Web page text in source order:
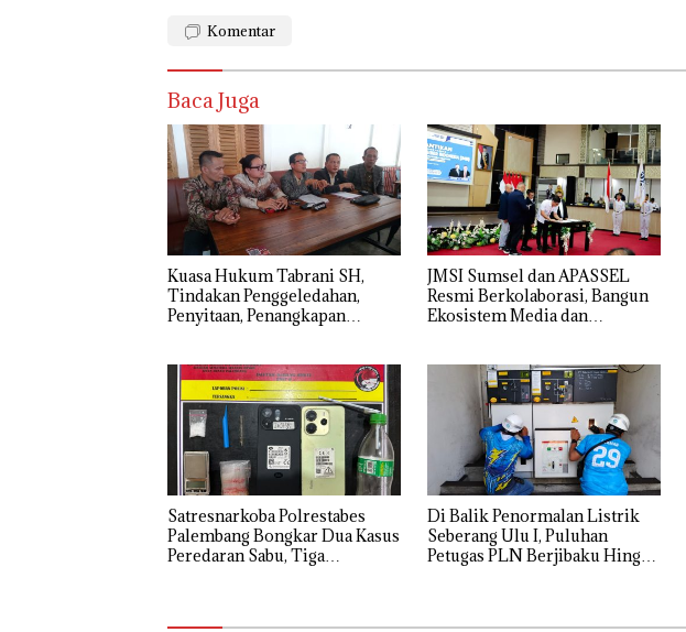
Komentar
Baca Juga
‎Kuasa Hukum Tabrani SH,
Tindakan Penggeledahan,
Penyitaan, Penangkapan
Melalui Mekanisme
Praperadilan
JMSI Sumsel dan APASSEL
Resmi Berkolaborasi, Bangun
Ekosistem Media dan
Satresnarkoba Polrestabes
Palembang Bongkar Dua Kasus
Peredaran Sabu, Tiga
Di Balik Penormalan Listrik
Seberang Ulu I, Puluhan
Petugas PLN Berjibaku Hingga